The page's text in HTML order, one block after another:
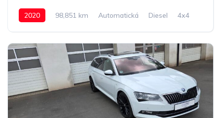
2020 98,851 km Automatická Diesel 4x4